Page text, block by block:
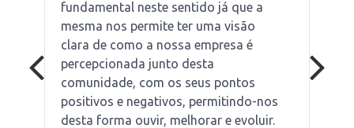
fundamental neste sentido já que a
mesma nos permite ter uma visão
clara de como a nossa empresa é
percepcionada junto desta
comunidade, com os seus pontos
positivos e negativos, permitindo-nos
desta forma ouvir, melhorar e evoluir.